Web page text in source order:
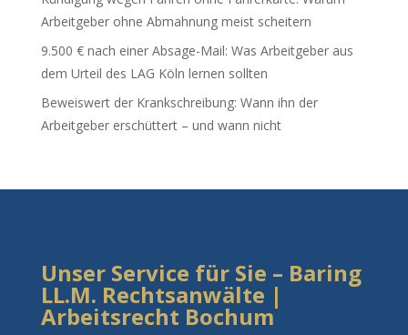
Arbeitgeber ohne Abmahnung meist scheitern
9.500 € nach einer Absage-Mail: Was Arbeitgeber aus
dem Urteil des LAG Köln lernen sollten
Beweiswert der Krankschreibung: Wann ihn der
Arbeitgeber erschüttert – und wann nicht
Unser Service für Sie – Baring
LL.M. Rechtsanwälte |
Arbeitsrecht Bochum